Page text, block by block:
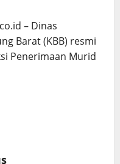
– Dinas
Barat (KBB) resmi
Penerimaan Murid